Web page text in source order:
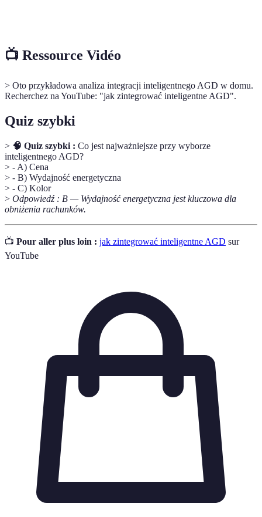
📺 Ressource Vidéo
> Oto przykładowa analiza integracji inteligentnego AGD w domu.
Recherchez na YouTube: "jak zintegrować inteligentne AGD".
Quiz szybki
> 🧠 Quiz szybki : Co jest najważniejsze przy wyborze
inteligentnego AGD?
> - A) Cena
> - B) Wydajność energetyczna
> - C) Kolor
> Odpowiedź : B — Wydajność energetyczna jest kluczowa dla
obniżenia rachunków.
📺 Pour aller plus loin : jak zintegrować inteligentne AGD sur
YouTube